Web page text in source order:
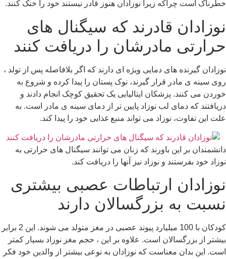
خطرناک است چراکه زیرا نوزادان هنوز قادر نیستند خود را خنک کنند.
نوزادان قادرند که سیگنال های
حرارتی مادرشان را دریافت کنند
نوزادان گیرنده های دمایی ویژه ای دارند که اگر بلافاصله پس از تولد ،
روی سینه ی مادر قرار گیرند، نوک پستان را پیدا کرده و شروع به
خوردن می کنند. پزشکان ایتالیایی یک تحقیق کوچک انجام دادند و
دریافتند که دمای لب نوزاد پایین تر از دمای سینه ی مادر است. به
علت این تفاوت، نوزاد می تواند منبع غذایی خود را پیدا کند.
دانشمندان بر این باورند که زنان می توانند سیگنال های حرارتی به
نوزاد خود بفرستند و نوزاد نیز آنها را دریافت کند.
نوزادان ارتباطات عصبی بیشتری
نسبت به بزرگسالان دارند
کودکان با 100 میلیارد پیوند عصبی در مغز متولد می شوند. این 2 برابر
بیشتر از بزرگسالان است. علاوه بر این ، حجم مغز نوزاد بسیار کمتر
است. این بدان معناست که نوزادان به نوعی بیشتر از والدین خود فکر